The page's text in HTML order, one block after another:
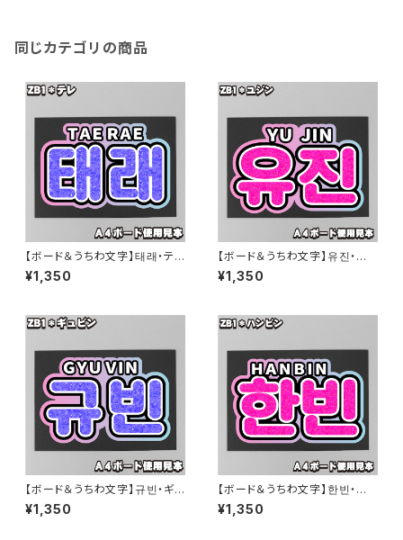
同じカテゴリの商品
【ボード＆うちわ文字】태래・テレ
① 即納 ZB1【ZEROBASEON
E】
¥1,350
【ボード＆うちわ文字】유진・ユ
ジン① 即納 ZB1【ZEROBASE
ONE】
¥1,350
【ボード＆うちわ文字】규빈・ギュ
ビン① 即納 ZB1【ZEROBASE
ONE】
¥1,350
【ボード＆うちわ文字】한빈・ハ
ンビン① 即納 ZB1【ZEROBAS
EONE】
¥1,350